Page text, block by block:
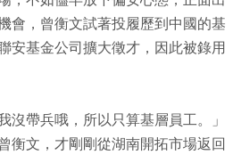
會，曾衡文試著投履歷到中國的基
安基金公司擴大徵才，因此被錄用
沒帶兵哦，所以只算基層員工。」
衡文，才剛剛從湖南開拓市場返回